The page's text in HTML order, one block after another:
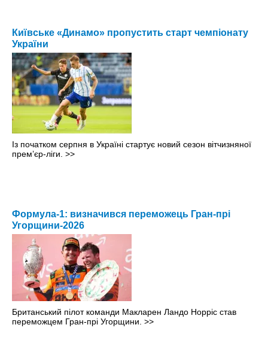
Київське «Динамо» пропустить старт чемпіонату
України
Із початком серпня в Україні стартує новий сезон вітчизняної
прем’єр-ліги. >>
Формула-1: визначився переможець Гран-прі
Угорщини-2026
Британський пілот команди Макларен Ландо Норріс став
переможцем Гран-прі Угорщини. >>